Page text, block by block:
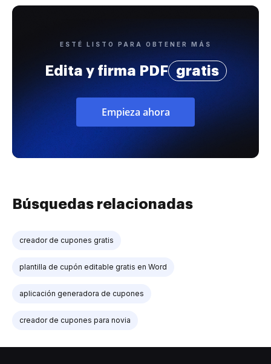
ESTÉ LISTO PARA OBTENER MÁS
Edita y firma PDF gratis
Empieza ahora
Búsquedas relacionadas
creador de cupones gratis
plantilla de cupón editable gratis en Word
aplicación generadora de cupones
creador de cupones para novia